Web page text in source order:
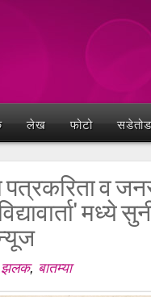
लेख फोटो सडेतोड
पत्रकरिता व
मध्ये
झलक, बातम्या